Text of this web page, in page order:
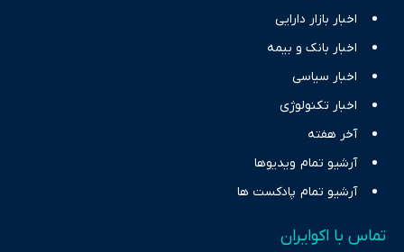
اخبار بازار دارایی
اخبار بانک و بیمه
اخبار سیاسی
اخبار تکنولوژی
آخر هفته
آرشیو تمام ویدیوها
آرشیو تمام پادکست ها
تماس با اکوایران